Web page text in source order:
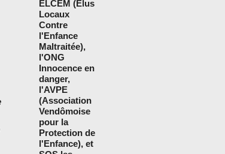
ELCEM (Elus
Locaux
Contre
l'Enfance
Maltraitée),
l'ONG
Innocence en
danger,
l'AVPE
(Association
Vendômoise
pour la
Protection de
l'Enfance), et